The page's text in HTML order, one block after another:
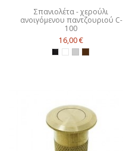
Σπανιολέτα - χερούλι
ανοιγόμενου παντζουριού C-
100
16,00 €